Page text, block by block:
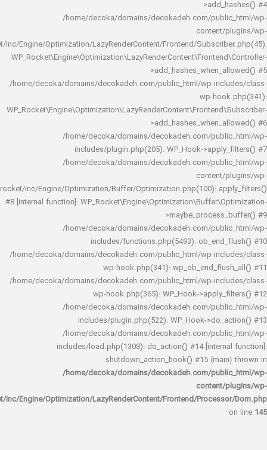
/home/decoka/domains/decokadeh.com/
rocket/inc/Engine/Optimization/LazyRenderContent/Frontend/
/home/decoka/domains/decokadeh.com/public_html/wp-
wp-
/home/decoka/domains/decokadeh.com/
includes/plugin.php(205): WP_Hook-
/home/decoka/domains/decokadeh.com/
rocket/inc/Engine/Optimization/Buffer/Optimization.php(100):
#8 [internal function]:
/home/decoka/domains/decokadeh.com/
includes/functions.php(5493):
/home/decoka/domains/decokadeh.com/public_html/wp-
wp-hook.php(341):
/home/decoka/domains/decokadeh.com/public_html/wp-
wp-hook.php(365): WP_Hook-
/home/decoka/domains/decokadeh.com/
includes/plugin.php(522): WP_Hook-
/home/decoka/domains/decokadeh.com/
includes/load.php(1308): do_action() #14
shutdown_action_hook() #15
/home/decoka/domains/decokadeh.com/
rocket/inc/Engine/Optimization/LazyRenderContent/Frontend/